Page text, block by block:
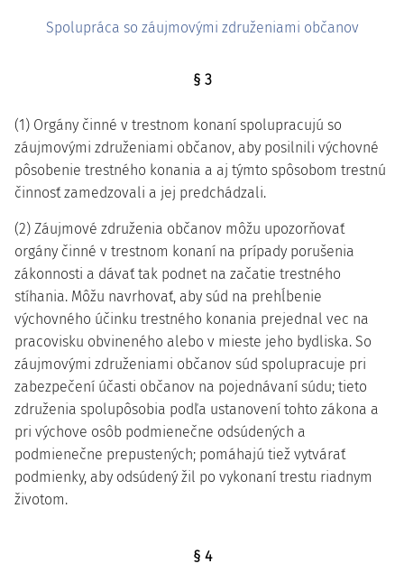
Spolupráca so záujmovými združeniami občanov
§ 3
(1) Orgány činné v trestnom konaní spolupracujú so
záujmovými združeniami občanov, aby posilnili výchovné
pôsobenie trestného konania a aj týmto spôsobom trestnú
činnosť zamedzovali a jej predchádzali.
(2) Záujmové združenia občanov môžu upozorňovať
orgány činné v trestnom konaní na prípady porušenia
zákonnosti a dávať tak podnet na začatie trestného
stíhania. Môžu navrhovať, aby súd na prehĺbenie
výchovného účinku trestného konania prejednal vec na
pracovisku obvineného alebo v mieste jeho bydliska. So
záujmovými združeniami občanov súd spolupracuje pri
zabezpečení účasti občanov na pojednávaní súdu; tieto
združenia spolupôsobia podľa ustanovení tohto zákona a
pri výchove osôb podmienečne odsúdených a
podmienečne prepustených; pomáhajú tiež vytvárať
podmienky, aby odsúdený žil po vykonaní trestu riadnym
životom.
§ 4